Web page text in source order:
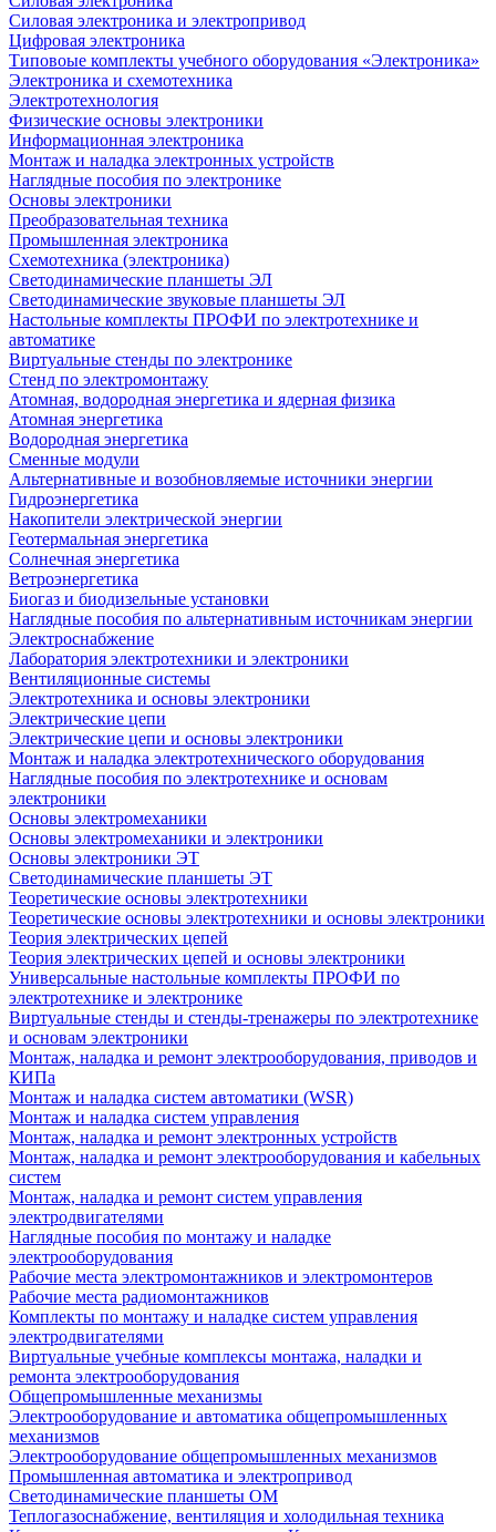
Cиловая электроника и электропривод
Цифровая электроника
Типовоые комплекты учебного оборудования «Электроника»
Электроника и схемотехника
Электротехнология
Физические основы электроники
Информационная электроника
Монтаж и наладка электронных устройств
Наглядные пособия по электронике
Основы электроники
Преобразовательная техника
Промышленная электроника
Схемотехника (электроника)
Светодинамические планшеты ЭЛ
Светодинамические звуковые планшеты ЭЛ
Настольные комплекты ПРОФИ по электротехнике и
автоматике
Виртуальные стенды по электронике
Стенд по электромонтажу
Атомная, водородная энергетика и ядерная физика
Атомная энергетика
Водородная энергетика
Сменные модули
Альтернативные и возобновляемые источники энергии
Гидроэнергетика
Накопители электрической энергии
Геотермальная энергетика
Солнечная энергетика
Ветроэнергетика
Биогаз и биодизельные установки
Наглядные пособия по альтернативным источникам энергии
Электроснабжение
Лаборатория электротехники и электроники
Вентиляционные системы
Электротехника и основы электроники
Электрические цепи
Электрические цепи и основы электроники
Монтаж и наладка электротехнического оборудования
Наглядные пособия по электротехнике и основам
электроники
Основы электромеханики
Основы электромеханики и электроники
Основы электроники ЭТ
Светодинамические планшеты ЭТ
Теоретические основы электротехники
Теоретические основы электротехники и основы электроники
Теория электрических цепей
Теория электрических цепей и основы электроники
Универсальные настольные комплекты ПРОФИ по
электротехнике и электронике
Виртуальные стенды и стенды-тренажеры по электротехнике
и основам электроники
Монтаж, наладка и ремонт электрооборудования, приводов и
КИПа
Монтаж и наладка систем автоматики (WSR)
Монтаж и наладка систем управления
Монтаж, наладка и ремонт электронных устройств
Монтаж, наладка и ремонт электрооборудования и кабельных
систем
Монтаж, наладка и ремонт систем управления
электродвигателями
Наглядные пособия по монтажу и наладке
электрооборудования
Рабочие места электромонтажников и электромонтеров
Рабочие места радиомонтажников
Комплекты по монтажу и наладке систем управления
электродвигателями
Виртуальные учебные комплексы монтажа, наладки и
ремонта электрооборудования
Общепромышленные механизмы
Электрооборудование и автоматика общепромышленных
механизмов
Электрооборудование общепромышленных механизмов
Промышленная автоматика и электропривод
Светодинамические планшеты ОМ
Теплогазоснабжение, вентиляция и холодильная техника